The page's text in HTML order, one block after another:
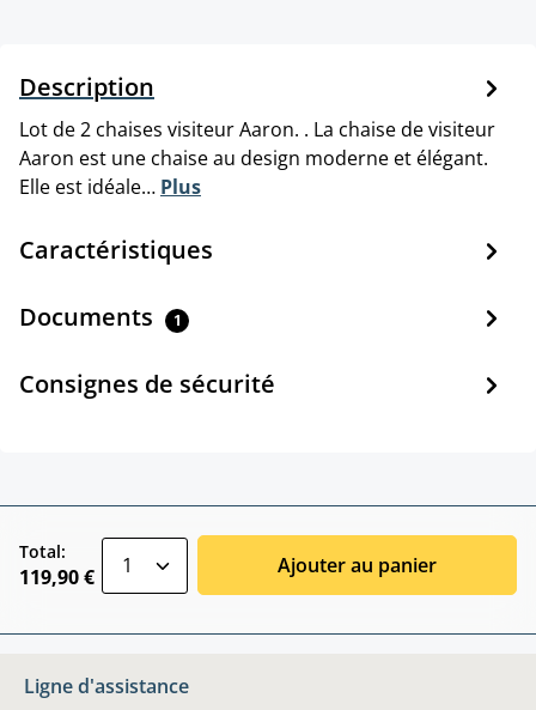
Description
Lot de 2 chaises visiteur Aaron. . La chaise de visiteur
Aaron est une chaise au design moderne et élégant.
Elle est idéale… Plus
Caractéristiques
Documents 1
Consignes de sécurité
Total:
119,90 € Ajouter au panier
Ligne d'assistance